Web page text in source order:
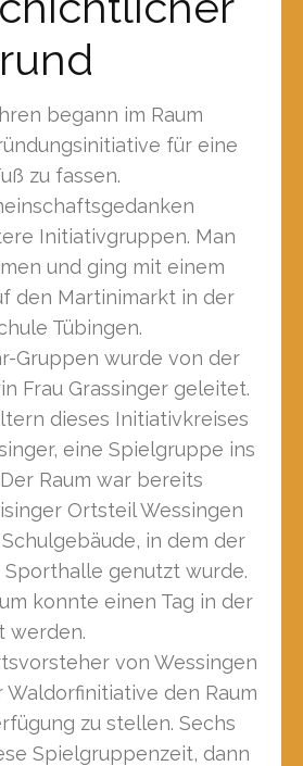
begann im Raum
für eine
zu fassen.
Initiativgruppen. Man
und ging mit einem
den Martinimarkt in der
Tübingen.
Gruppen wurde von der
Frau Grassinger geleitet.
dieses Initiativkreises
eine Spielgruppe ins
Raum war bereits
Ortsteil Wessingen
in dem der
Sporthalle genutzt wurde.
konnte einen Tag in der
werden.
von Wessingen
den Raum
zu stellen. Sechs
Spielgruppenzeit, dann